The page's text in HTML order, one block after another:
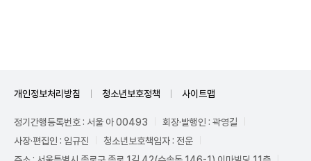
개인정보처리방침 청소년보호정책 사이트맵
정기간행등록번호 : 서울 아 00493
회장·발행인 : 곽영길
사장·편집인 : 임규진
청소년보호책임자 : 전운